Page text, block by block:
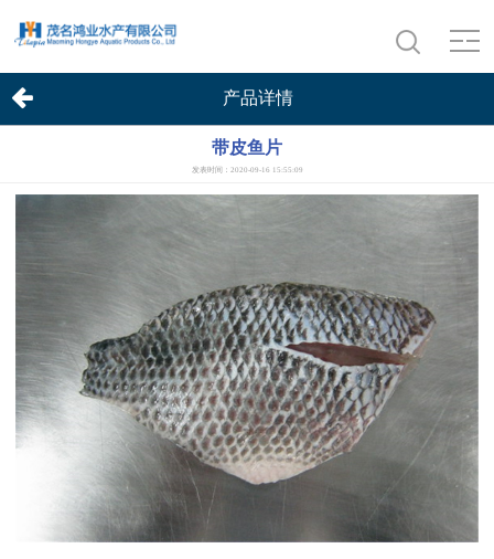
产品详情
带皮鱼片
发表时间：2020-09-16 15:55:09